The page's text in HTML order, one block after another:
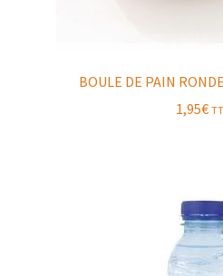
BOULE DE PAIN
1,95€